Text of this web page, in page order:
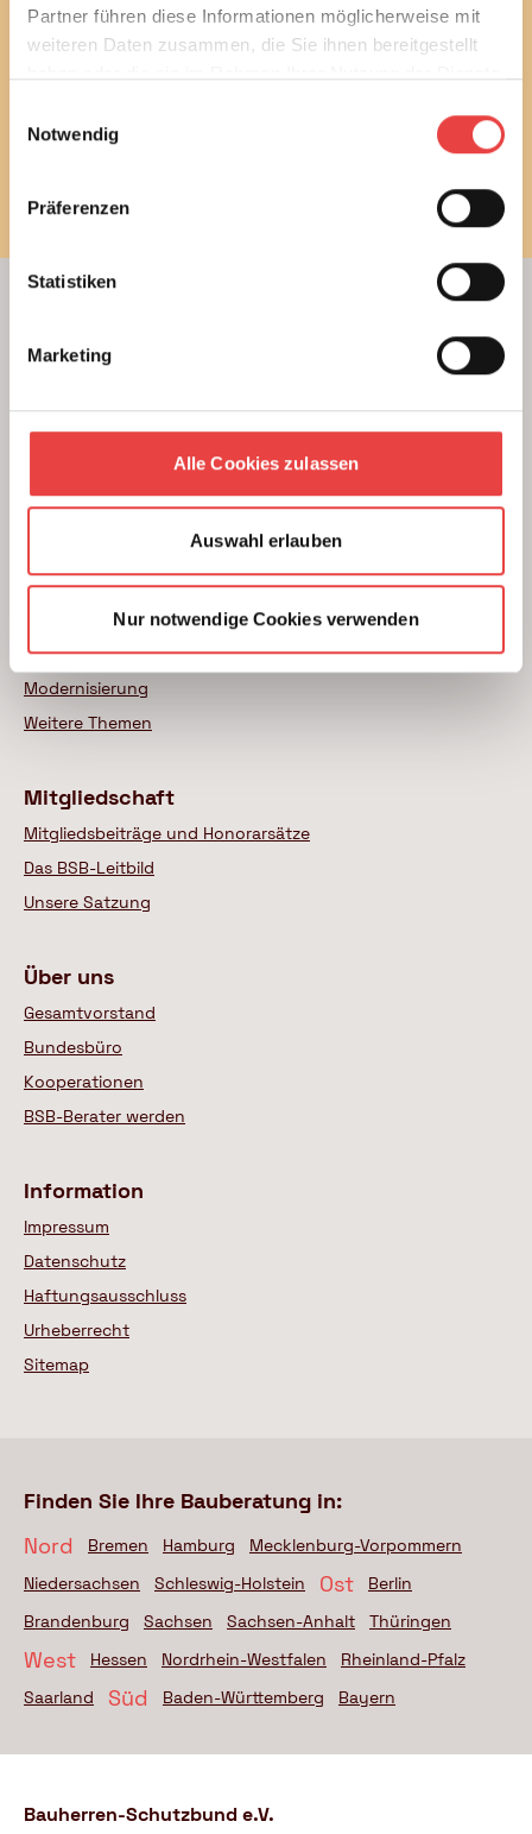
Partner führen diese Informationen möglicherweise mit
weiteren Daten zusammen, die Sie ihnen bereitgestellt
Notwendig
Präferenzen
Statistiken
Marketing
Alle Cookies zulassen
Auswahl erlauben
Nur notwendige Cookies verwenden
E-Mail
Unterstützung beim Hausbau
Kauf einer Eigentumswohnung
Modernisierung von Bestandsimmobilien
Das BSB Beratungsnetz
Wer sind unsere Experten
Themenratgeber
Wohnungskauf
Modernisierung
Weitere Themen
Mitgliedschaft
Mitgliedsbeiträge und Honorarsätze
Das BSB-Leitbild
Unsere Satzung
Über uns
Gesamtvorstand
Bundesbüro
Kooperationen
BSB-Berater werden
Information
Impressum
Datenschutz
Haftungsausschluss
Urheberrecht
Sitemap
Finden Sie Ihre Bauberatung in:
Nord
Bremen Hamburg
Mecklenburg-Vorpommern
Niedersachsen
Schleswig-Holstein Ost
Berlin
Brandenburg
Sachsen Sachsen-Anhalt Thüringen
West Hessen Nordrhein-Westfalen
Rheinland-Pfalz
Saarland
Süd Baden-Württemberg Bayern
Bauherren-Schutzbund e.V.